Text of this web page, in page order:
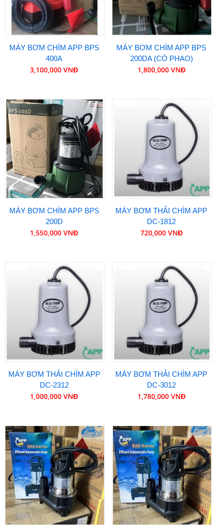
MÁY BƠM CHÌM APP BPS
400A
3,100,000 VNĐ
MÁY BƠM CHÌM APP BPS
200DA (CÓ PHAO)
1,800,000 VNĐ
MÁY BƠM CHÌM APP BPS
200D
1,550,000 VNĐ
MÁY BƠM THẢI CHÌM APP
DC-1812
720,000 VNĐ
MÁY BƠM THẢI CHÌM APP
DC-2312
1,000,000 VNĐ
MÁY BƠM THẢI CHÌM APP
DC-3012
1,780,000 VNĐ